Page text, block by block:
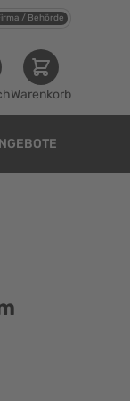
/ Behörde
Warenkorb